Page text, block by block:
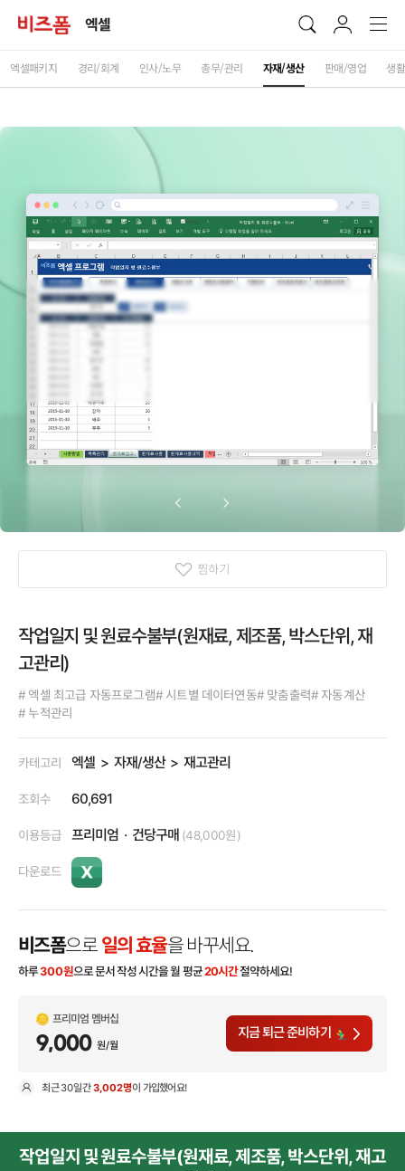
엑셀
엑셀패키지 경리/회계 인사/노무 총무/관리 자재/생산 판매/영업 생
찜하기
작업일지 및 원료수불부(원재료, 제조품, 박스단위, 재
고관리)
# 엑셀 최고급 자동프로그램# 시트별 데이터연동# 맞춤출력# 자동계산
# 누적관리
카테고리 엑셀 자재/생산 재고관리
조회수 60,691
이용등급 프리미엄 건당구매 (48,000원)
다운로드
비즈폼으로 일의 효율을 바꾸세요.
하루300원으로 문서 작성 시간을 월 평균20시간절약하세요!
프리미엄 멤버십
9,000 원/월
지금 퇴근 준비하기
최근30일간3,002명이 가입했어요!
작업일지 및 원료수불부(원재료, 제조품, 박스단위, 재고